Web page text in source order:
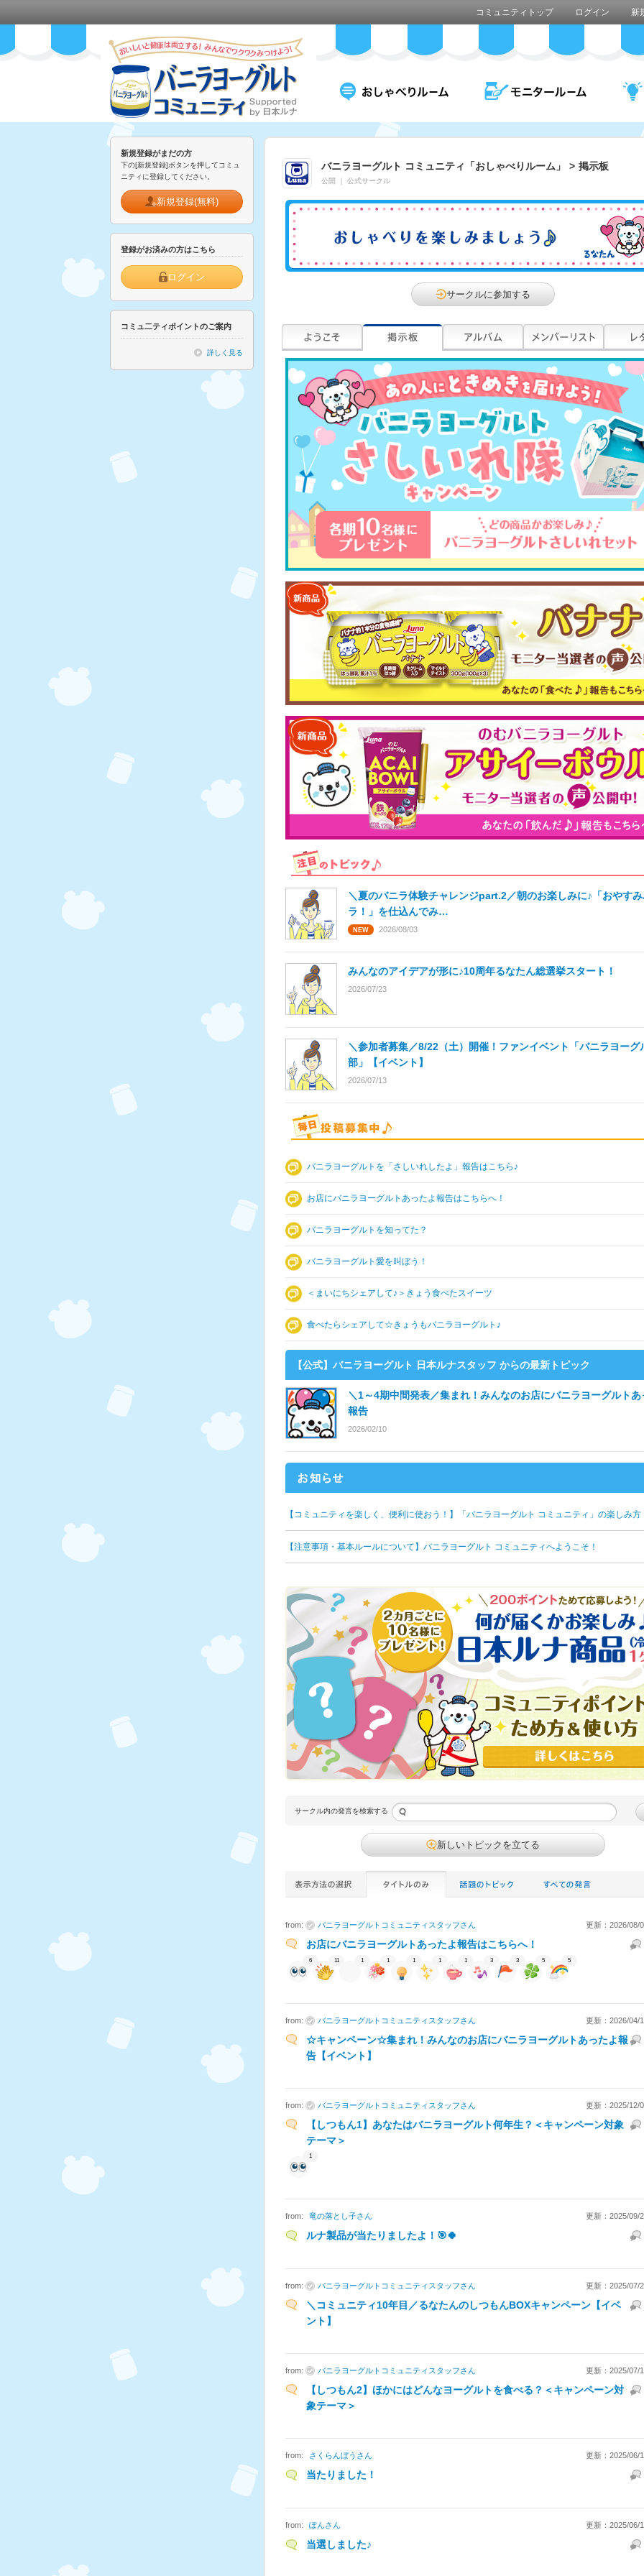
コミュニティトップ ログイン 新
新規登録がまだの方
下の[新規登録]ボタンを押してコミュ
ニティに登録してください。
新規登録(無料)
登録がお済みの方はこちら
ログイン
コミュ二ティポイントのご案内
詳しく見る
バニラヨーグルト コミュニティ「おしゃべりルーム」 > 掲示板
公開 公式サークル
サークルに参加する
＼夏のバニラ体験チャレンジpart.2／朝のお楽しみに♪「おやす
ラ！」を仕込んでみ…
2026/08/03
みんなのアイデアが形に♪10周年るなたん総選挙スタート！
2026/07/23
＼参加者募集／8/22（土）開催！ファンイベント「バニラヨーグ
部」【イベント】
2026/07/13
バニラヨーグルトを「さしいれしたよ」報告はこちら♪
お店にバニラヨーグルトあったよ報告はこちらへ！
バニラヨーグルトを知ってた？
バニラヨーグルト愛を叫ぼう！
＜まいにちシェアして♪＞きょう食べたスイーツ
食べたらシェアして☆きょうもバニラヨーグルト♪
【公式】バニラヨーグルト 日本ルナスタッフ からの最新トピック
＼1～4期中間発表／集まれ！みんなのお店にバニラヨーグルトあ
報告
2026/02/10
【コミュニティを楽しく、便利に使おう！】「バニラヨーグルト コミュニティ」の楽しみ方
【注意事項・基本ルールについて】バニラヨーグルト コミュニティへようこそ！
サークル内の発言を検索する
新しいトピックを立てる
from: バニラヨーグルトコミュニティスタッフさん 更新：2026/08/
お店にバニラヨーグルトあったよ報告はこちらへ！
6 11 1 1 1 1 1 3 3 5 5
from: バニラヨーグルトコミュニティスタッフさん 更新：2026/04/
☆キャンペーン☆集まれ！みんなのお店にバニラヨーグルトあったよ報
告【イベント】
from: バニラヨーグルトコミュニティスタッフさん 更新：2025/12/
【しつもん1】あなたはバニラヨーグルト何年生？＜キャンペーン対象
テーマ＞
1
from: 竜の落とし子さん 更新：2025/09/
ルナ製品が当たりましたよ！🎯🍀
from: バニラヨーグルトコミュニティスタッフさん 更新：2025/07/
＼コミュニティ10年目／るなたんのしつもんBOXキャンペーン【イベ
ント】
from: バニラヨーグルトコミュニティスタッフさん 更新：2025/07/
【しつもん2】ほかにはどんなヨーグルトを食べる？＜キャンペーン対
象テーマ＞
from: さくらんぼう さん 更新：2025/06/
当たりました！
from: ぽんさん 更新：2025/06/
当選しました♪